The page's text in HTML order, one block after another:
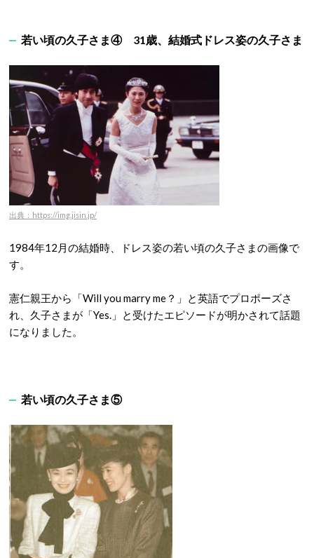
若い頃の久子さま④ 31歳、結婚式ドレス姿の久子さま
出典：https://img.jisin.jp/
1984年12月の結婚時、ドレス姿の若い頃の久子さまの画像で
す。
憲仁親王から「Will you marry me？」と英語でプロポーズさ
れ、久子さまが「Yes.」と受けたエピソードが明かされて話題
になりました。
若い頃の久子さま⑤